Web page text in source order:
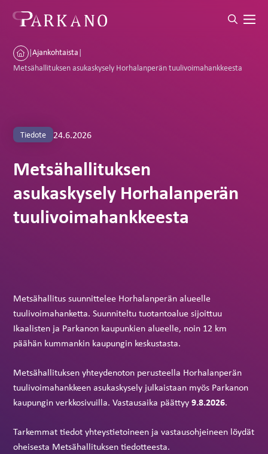
|Ajankohtaista|
Metsähallituksen asukaskysely Horhalanperän tuulivoimahankkeesta
Tiedote 24.6.2026
Metsähallituksen
asukaskysely Horhalanperän
tuulivoimahankkeesta
Metsähallitus suunnittelee Horhalanperän alueelle
tuulivoimahanketta. Suunniteltu tuotantoalue sijoittuu
Ikaalisten ja Parkanon kaupunkien alueelle, noin 12 km
päähän kummankin kaupungin keskustasta.
Metsähallituksen yhteydenoton perusteella Horhalanperän
tuulivoimahankkeen asukaskysely julkaistaan myös Parkanon
kaupungin verkkosivuilla. Vastausaika päättyy9.8.2026.
Tarkemmat tiedot yhteystietoineen ja vastausohjeineen löydät
oheisesta Metsähallituksen tiedotteesta.